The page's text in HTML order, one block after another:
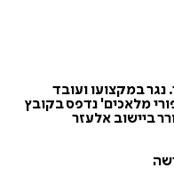
נגר במקצועו ועובד
מלאכים' נדפס בקובץ
(2008). מתגורר ביישוב אלעזר